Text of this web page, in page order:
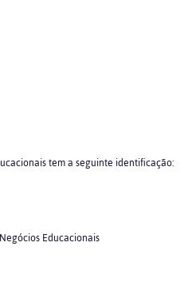
tem a seguinte identificação:
Educacionais